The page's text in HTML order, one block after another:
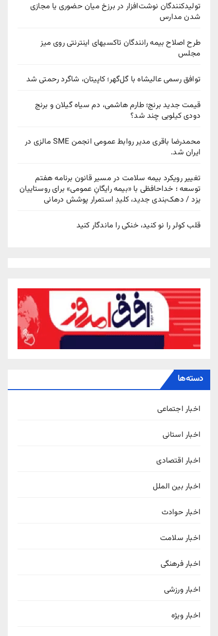
تولیدکنندگان نوشت‌افزار در برزخ میان حضوری یا مجازی
شدن مدارس
طرح اصلاح بیمه رانندگان تاکسیهای اینترنتی روی میز
مجلس
توافق رسمی عالیشاه با گل‌گهر؛ کاپیتان، شاگرد رحمتی شد
قیمت جدید برنج؛ طارم هاشمی، دم سیاه گیلان و برنج
دودی کیلویی چند شد؟
محمدرضا باقری مدیر روابط عمومی انجمن SME مالزی در
ایران شد.
تغییر رویکرد بیمه سلامت در مسیر قانون برنامه هفتم
توسعه ؛ خداحافظی با «بیمه رایگانِ عمومی» برای روستاییان
یزد / دهک‌بندی جدید، کلیدِ استمرار پوشش درمانی
قلب کولر را نو کنید، خنکی را ماندگار کنید
دسته‌ها
اخبار اجتماعی
اخبار استانی
اخبار اقتصادی
اخبار بین الملل
اخبار حوادث
اخبار سلامت
اخبار فرهنگی
اخبار ورزشی
اخبار ویژه